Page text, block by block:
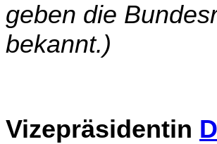
geben die
bekannt.)
Vizepräsidentin